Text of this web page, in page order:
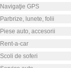
Navigaţie GPS
Parbrize, lunete, folii
Piese auto, accesorii
Rent-a-car
Scoli de soferi